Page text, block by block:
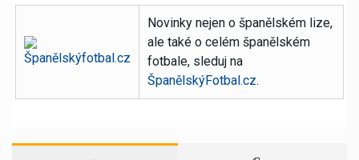
Novinky nejen o španělském lize,
ale také o celém španělském
fotbale, sleduj na
ŠpanělskýFotbal.cz.